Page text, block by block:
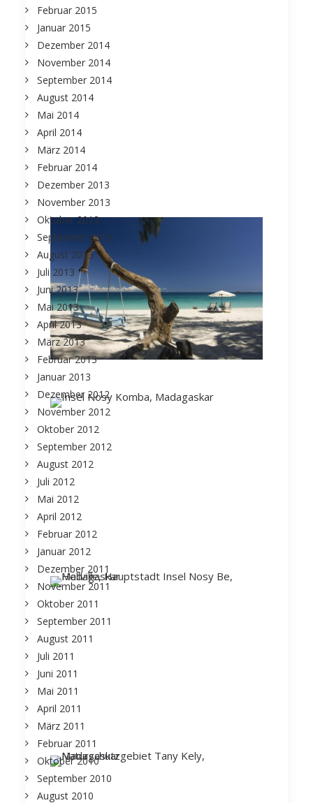
Februar 2015
Januar 2015
Dezember 2014
November 2014
September 2014
August 2014
Mai 2014
April 2014
März 2014
Februar 2014
Dezember 2013
November 2013
Oktober 2013
September 2013
August 2013
Juli 2013
Juni 2013
Mai 2013
April 2013
März 2013
Februar 2013
Januar 2013
Dezember 2012
November 2012
Oktober 2012
September 2012
August 2012
Juli 2012
Mai 2012
April 2012
Februar 2012
Januar 2012
Dezember 2011
November 2011
Oktober 2011
September 2011
August 2011
Juli 2011
Juni 2011
Mai 2011
April 2011
März 2011
Februar 2011
Oktober 2010
September 2010
August 2010